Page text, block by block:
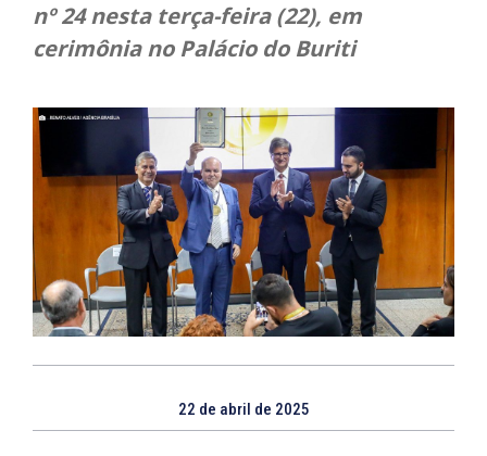
nº 24 nesta terça-feira (22), em
cerimônia no Palácio do Buriti
22 de abril de 2025